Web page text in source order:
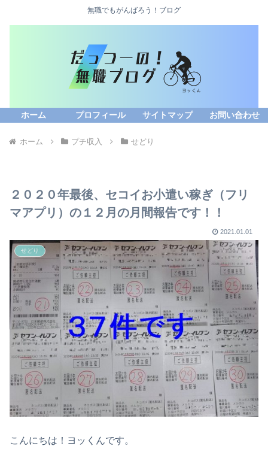
無職でもがんばろう！ブログ
ホーム プロフィール サイトマップ お問い合わせ
ホーム プチ収入 せどり
２０２０年最後、セコイお小遣い稼ぎ（フリ
マアプリ）の１２月の月間報告です！！
2021.01.01
せどり
こんにちは！ヨッくんです。